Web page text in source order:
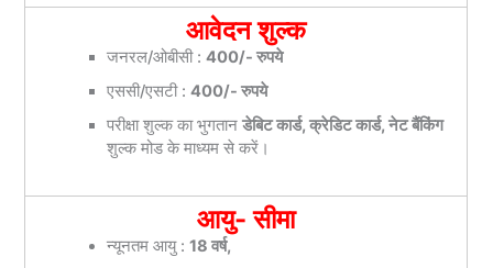
आवेदन शुल्क
जनरल/ओबीसी :400/- रुपये
एससी/एसटी :400/- रुपये
परीक्षा शुल्क का भुगतानडेबिट कार्ड, क्रेडिट कार्ड, नेट बैंकिंग
शुल्क मोड के माध्यम से करें।
आयु- सीमा
न्यूनतम आयु :18 वर्ष,